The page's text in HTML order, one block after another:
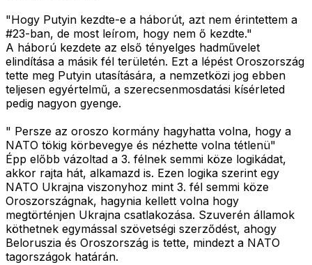
"Hogy Putyin kezdte-e a háborút, azt nem érintettem a
#23-ban, de most leírom, hogy nem ő kezdte."
A háború kezdete az első tényelges hadművelet
elindítása a másik fél területén. Ezt a lépést Oroszország
tette meg Putyin utasítására, a nemzetközi jog ebben
teljesen egyértelmű, a szerecsenmosdatási kísérleted
pedig nagyon gyenge.
" Persze az oroszo kormány hagyhatta volna, hogy a
NATO tökig körbevegye és nézhette volna tétlenü"
Épp előbb vázoltad a 3. félnek semmi köze logikádat,
akkor rajta hát, alkamazd is. Ezen logika szerint egy
NATO Ukrajna viszonyhoz mint 3. fél semmi köze
Oroszországnak, hagynia kellett volna hogy
megtörténjen Ukrajna csatlakozása. Szuverén államok
köthetnek egymással szövetségi szerződést, ahogy
Beloruszia és Oroszország is tette, mindezt a NATO
tagországok határán.